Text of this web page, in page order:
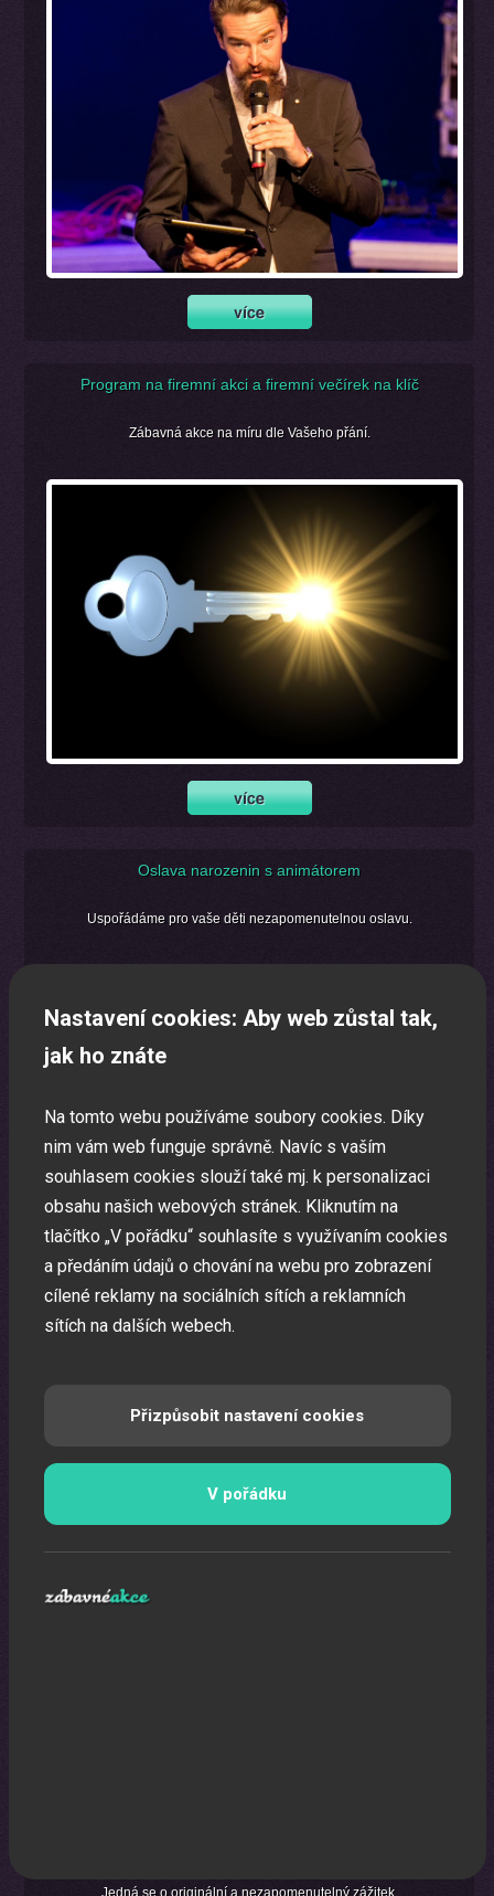
Program na firemní akci a firemní večírek na klíč
Zábavná akce na míru dle Vašeho přání.
Oslava narozenin s animátorem
Uspořádáme pro vaše děti nezapomenutelnou oslavu.
Pomocí laserů Vám vytvoříme exkluzivní laser show.
Jedná se o originální a nezapomenutelný zážitek.
Nastavení cookies: Aby web zůstal tak,
jak ho znáte
Na tomto webu používáme soubory cookies. Díky
nim vám web funguje správně. Navíc s vaším
souhlasem cookies slouží také mj. k personalizaci
obsahu našich webových stránek. Kliknutím na
tlačítko „V pořádku“ souhlasíte s využívaním cookies
a předáním údajů o chování na webu pro zobrazení
cílené reklamy na sociálních sítích a reklamních
sítích na dalších webech.
Přizpůsobit nastavení cookies
V pořádku